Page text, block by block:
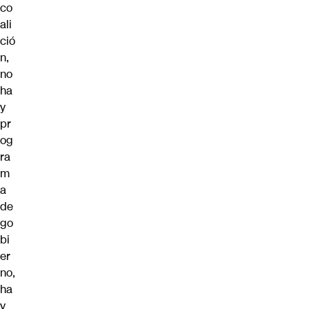
co
ali
ció
n,
no
ha
y
pr
og
ra
m
a
de
go
bi
er
no,
ha
y